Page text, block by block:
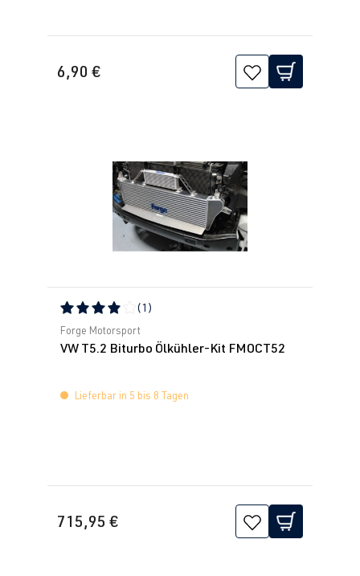
6,90 €
Durchschnittliche Bewertung von 4 von 5 Sternen
(1)
Forge Motorsport
VW T5.2 Biturbo Ölkühler-Kit FMOCT52
Lieferbar in 5 bis 8 Tagen
715,95 €